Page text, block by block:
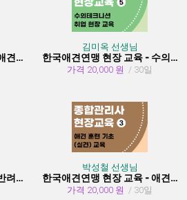
한국애견연맹 현장 교육 - 애견훈련사/핸들러 취업 및 창업
김미옥 선생님
한국애견연맹 현장 교육 - 수의테크니션(동물보건사) (취업 현장 교육)
가격 20,000 원 / 30일
한국애견연맹 현장 교육 - 반려동물 유치원 취창업
박성철 선생님
한국애견연맹 현장 교육 - 애견 훈련 기초 (실견)
가격 20,000 원 / 30일